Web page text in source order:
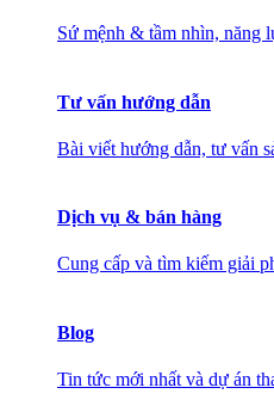
Sứ mệnh & tầm nhìn, năng
Tư vấn hướng dẫn
Bài viết hướng dẫn, tư vấn
Dịch vụ & bán hàng
Cung cấp và tìm kiếm giải
Blog
Tin tức mới nhất và dự án